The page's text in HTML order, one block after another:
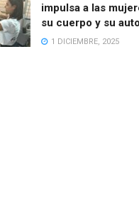
impulsa a las
su cuerpo y su
1 DICIEMBRE, 2025